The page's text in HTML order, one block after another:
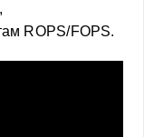
ROPS/FOPS.